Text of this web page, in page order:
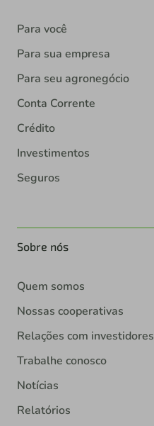
Para você
Para sua empresa
Para seu agronegócio
Conta Corrente
Crédito
Investimentos
Seguros
Sobre nós
Quem somos
Nossas cooperativas
Relações com investidores
Trabalhe conosco
Notícias
Relatórios